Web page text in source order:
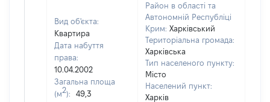
Вид об'єкта:
Квартира
Дата набуття
права:
10.04.2002
Загальна площа
(м2):
49,3
Район в області та
Автономній Республіці
Крим: Харківський
Територіальна громада:
Харківська
Тип населеного пункту:
Місто
Населений пункт:
Харків